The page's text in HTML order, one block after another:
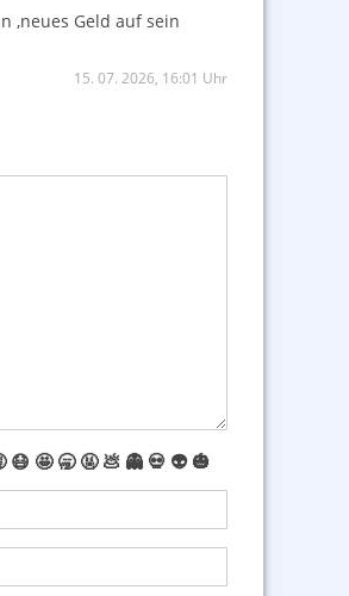
,neues Geld auf sein
15. 07. 2026, 16:01 Uhr
😷 🤩 🥱 🤬 💩 👻 💀 👽 🎃